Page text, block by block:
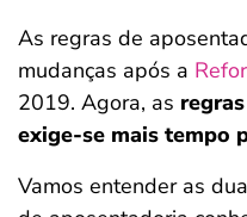
As regras de
mudanças após a
2019. Agora, as
exige-se mais tempo
Vamos entender as